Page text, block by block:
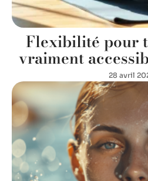
Flexibilité pour
vraiment
28 avril